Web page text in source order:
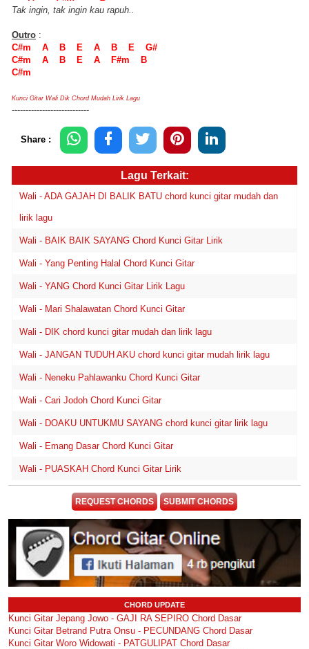
Tak ingin, tak ingin kau rapuh..
Outro :
C#m A B E A B E G#
C#m A B E A F#m B
C#m
Kunci Gitar Wali Dik Chord Mudah Lirik Lagu
----------------------------
Share :
Lagu Terkait:
Wali - ADA GAJAH DI BALIK BATU chord kunci gitar mudah dan
lirik lagu
Wali - BAIK BAIK SAYANG Chord Kunci Gitar Lirik
Wali - Yang Penting Halal Chord Kunci Gitar
Wali - YANG Chord Kunci Gitar Lirik Lagu
Wali - Mari Shalawatan Chord Kunci Gitar
Wali - DIK chord kunci gitar mudah dan lirik lagu
Wali - JANGAN TUDUH AKU chord kunci gitar mudah lirik lagu
Wali - Neneku Pahlawanku Chord Kunci Gitar
Wali - Cari Jodoh Chord Kunci Gitar
Wali - DOAKU UNTUKMU SAYANG chord kunci gitar lirik lagu
Wali - Emang Dasar Chord Kunci Gitar
Wali - PUASKAH Chord Kunci Gitar Lirik
REQUEST CHORDS SUBMIT CHORDS
CHORD UPDATE
Kunci Gitar Jepang Jowo - GAJI RA SEPIRO Chord Dasar
Kunci Gitar Betrand Putra Onsu - PECUNDANG Chord Dasar
Kunci Gitar Woro Widowati - PATGULIPAT Chord Dasar